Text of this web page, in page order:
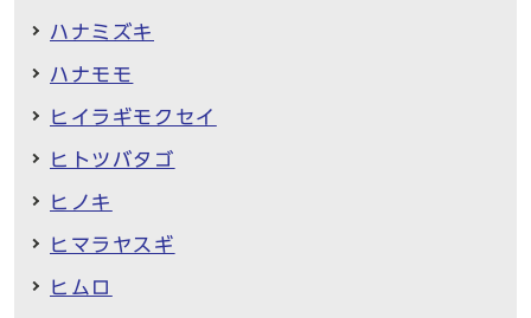
ハナミズキ
ハナモモ
ヒイラギモクセイ
ヒトツバタゴ
ヒノキ
ヒマラヤスギ
ヒムロ